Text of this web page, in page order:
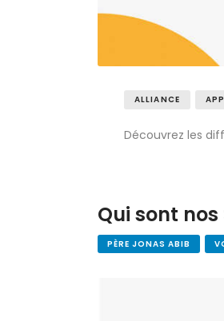
ALLIANCE
Découvrez les
Qui sont
PÈRE JONAS ABIB